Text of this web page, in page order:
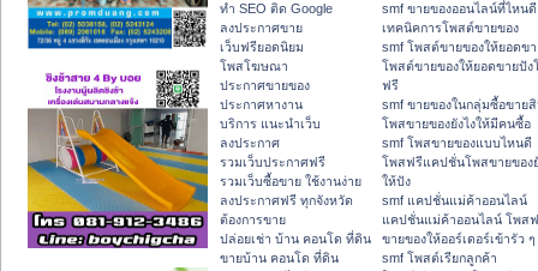
ทำ SEO ติด Google
ลงประกาศขาย
เว็บฟรียอดนิยม
โพสโฆษณา
ประกาศขายของ
ประกาศหางาน
บริการ แนะนำเว็บ
ลงประกาศ
รวมเว็บประกาศฟรี
รวมเว็บซื้อขาย ใช้งานง่าย
ลงประกาศฟรี ทุกจังหวัด
ต้องการขาย
ปล่อยเช่า บ้าน คอนโด ที่ดิน
ขายบ้าน คอนโด ที่ดิน
smf ขายของออนไลน์ที่ไหนดี
เทคนิคการโพสต์ขายของ
smf โพสต์ขายของให้ยอดข
โพสต์ขายของให้ยอดขายปัง
ฟรี
smf ขายของในกลุ่มซื้อขาย
โพสขายของยังไงให้มีคนซื้อ
smf โพสขายของแบบไหนดี
โพสฟรีแคปชั่นโพสขายของยั
ให้ปัง
smf แคปชั่นแม่ค้าออนไลน์
แคปชั่นแม่ค้าออนไลน์ โพส
ขายของให้ออร์เดอร์เข้ารัว ๆ
smf โพสต์เรียกลูกค้า